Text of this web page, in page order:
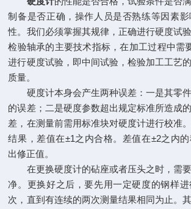
制备是否正确，操作人员是否熟练等因素
性。我们必须掌握其规律，正确进行硬度试
检验轴承的主要技术指标，在加工过程中需
进行硬度试验，即中间试验，检验加工工艺
质量。
硬度计本身会产生两种误差：一是其零
的误差；二是硬度参数超出规定标准所造成
差，在测量前需用标准块对硬度计进行校准
结果，差值在±1之内合格。差值在±2之内
出修正值。
在更换硬度计的砧座或者压头之时，需
净。更换好之后，要先用一定硬度的钢样进
次，直到有连续的两次测量结果相同为止。